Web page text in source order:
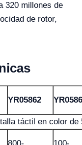
320 millones de
de rotor,
YR05862
táctil en color de